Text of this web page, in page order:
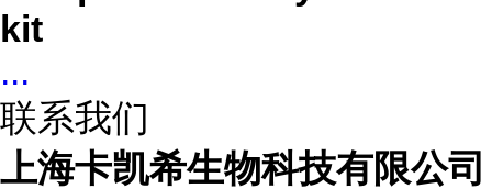
kit
...
联系我们
上海卡凯希生物科技有限公司